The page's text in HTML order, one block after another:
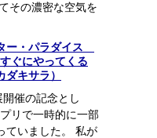
その濃密な空気を
ー・パラダイス
ぐにやってくる
ダキサラ）
催の記念とし
リで一時的に一部
ていました。 私が